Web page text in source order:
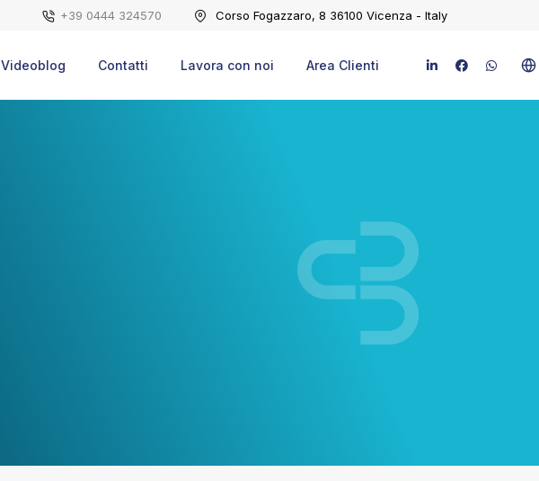
+39 0444 324570 Corso Fogazzaro, 8 36100 Vicenza - Italy
Videoblog Contatti Lavora con noi Area Clienti